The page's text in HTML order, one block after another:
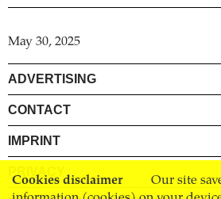
Cookies disclaimer
Our site
May 30, 2025
ADVERTISING
CONTACT
IMPRINT
PRIVACY